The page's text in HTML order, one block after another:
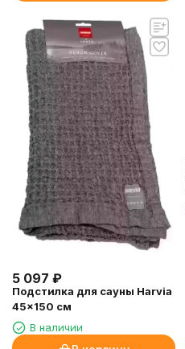
5 097 ₽
Подстилка для сауны Harvia
45x150 см
В наличии